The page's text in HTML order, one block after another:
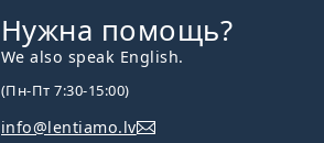
Нужна помощь?
We also speak English.
(Пн-Пт 7:30-15:00)
info@lentiamo.lv